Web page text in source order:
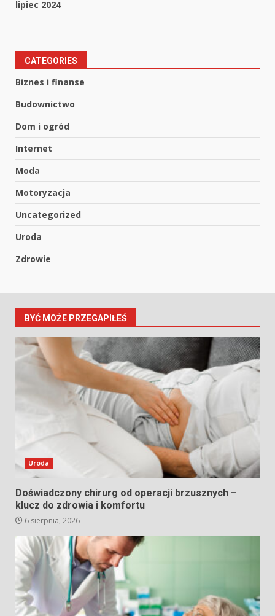
lipiec 2024
CATEGORIES
Biznes i finanse
Budownictwo
Dom i ogród
Internet
Moda
Motoryzacja
Uncategorized
Uroda
Zdrowie
BYĆ MOŻE PRZEGAPIŁEŚ
Uroda
Doświadczony chirurg od operacji brzusznych –
klucz do zdrowia i komfortu
6 sierpnia, 2026